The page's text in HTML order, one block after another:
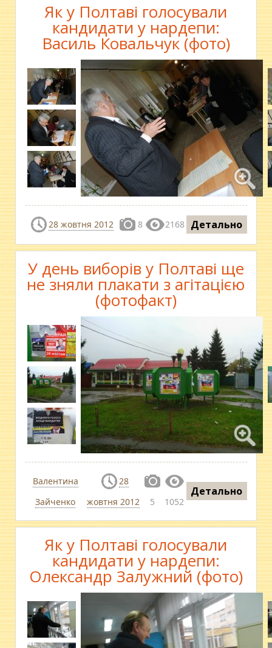
Як у Полтаві голосували
кандидати у нардепи:
Василь Ковальчук (фото)
28 жовтня 2012 8 2168 Детально
У день виборів у Полтаві ще
не зняли плакати з агітацією
(фотофакт)
Валентина
Зайченко
28
жовтня 2012
5 1052
Детально
Як у Полтаві голосували
кандидати у нардепи:
Олександр Залужний (фото)